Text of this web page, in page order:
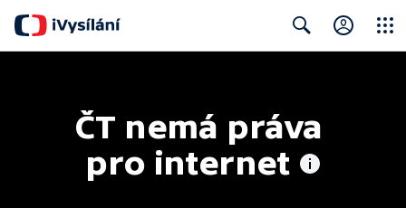
ČT nemá práva
pro internet